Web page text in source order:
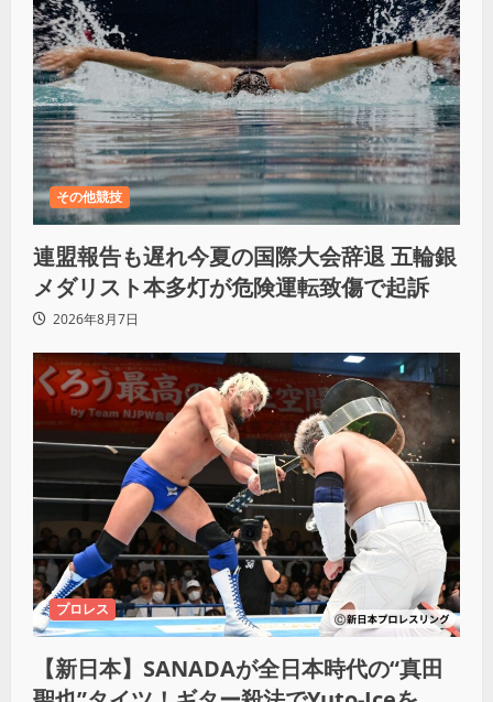
その他競技
連盟報告も遅れ今夏の国際大会辞退 五輪銀
メダリスト本多灯が危険運転致傷で起訴
2026年8月7日
プロレス
【新日本】SANADAが全日本時代の“真田